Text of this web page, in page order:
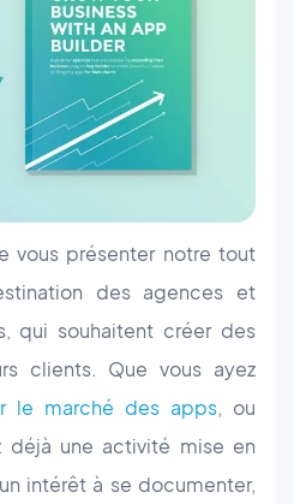
vous présenter notre tout
des agences et
qui souhaitent créer des
clients. Que vous ayez
le marché des apps, ou
déjà une activité mise en
intérêt à se documenter,